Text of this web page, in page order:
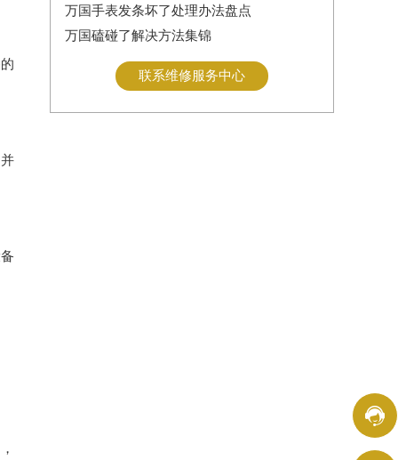
万国手表发条坏了处理办法盘点
万国磕碰了解决方法集锦
联系维修服务中心
